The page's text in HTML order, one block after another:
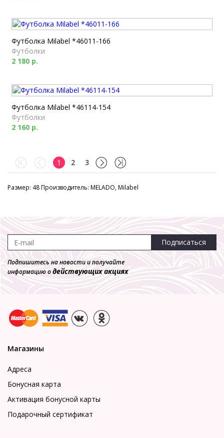
Футболка Milabel *46011-166
Футболки
2 180 р.
Футболка Milabel *46114-154
Футболки
2 160 р.
1 2 3
Размер: 48 Производитель: MELADO, Milabel
Подписаться
Подпишитесь на новости и получайте
информацию одействующих акциях
Магазины
Адреса
Бонусная карта
Активация бонусной карты
Подарочный сертификат